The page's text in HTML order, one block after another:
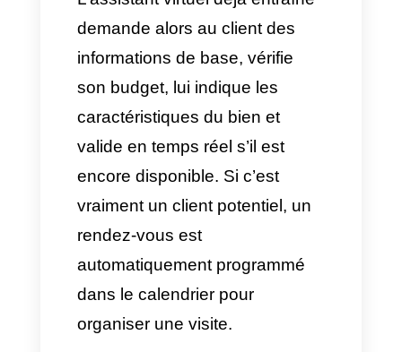
l’expérience utilisateur et évite
la frustration d’être bloqué
dans un menu. Ainsi, cela
génère une plus grande
satisfaction et augmente les
probabilités d’achat.
Mythe :
« Mettre en place l’IA
sur WhatsApp signifie se